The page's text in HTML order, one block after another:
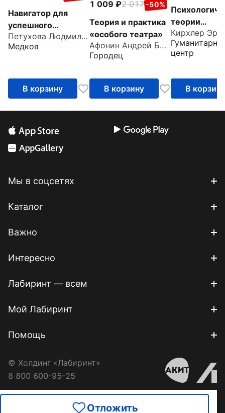
Отложить
Навигатор для
успешного
психолога
Петухова Людмила Ивановна
Медков
В корзину
1 009 2 017 -50%
Теория и практика
«особого театра»
Афонин Андрей Борисович
Городец
В корзину
теории
Кирхлер
центр
В корзину
Мы в соцсетях
Каталог
Важно
Интересно
Лабиринт — всем
Мой Лабиринт
Помощь
© Холдинг «Лабиринт»
8 800 600-95-25